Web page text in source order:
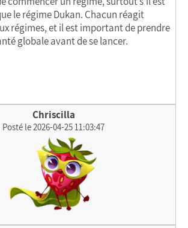
le régime Dukan. Chacun réagit
régimes, et il est important de prendre
globale avant de se lancer.
Chriscilla
Posté le 2026-04-25 11:03:47